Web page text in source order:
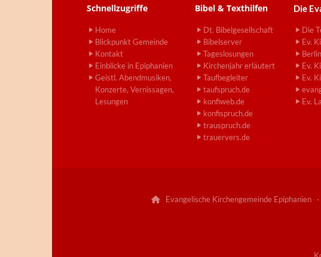
Schnellzugriffe
Home
Blickpunkt Gemeinde
Kontakt
Einblicke in Epiphanien
Geistl. Abendmusiken,
Konzerte, Vernissagen,
Lesungen
Bibel & Texthilfen
Dt. Bibelgesellschaft
Bibelserver
Tageslosungen
Kirchenjahr erläutert
Taufbegleiter
taufspruch.de
konfiweb.de
konfispruch.de
trauspruch.de
trauervers.de
Die
Die
Ev.
Ev.
Ev.
Ev.
Evangelische Kirchengemeinde